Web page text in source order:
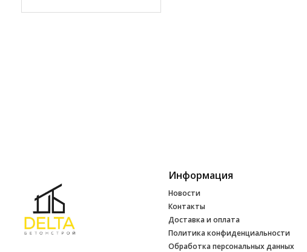
Информация
Новости
Контакты
Доставка и оплата
Политика конфиденциальности
Обработка персональных данных